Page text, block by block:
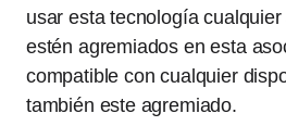
usar esta tecnología
estén agremiados en esta
compatible con cualquier
también este agremiado.